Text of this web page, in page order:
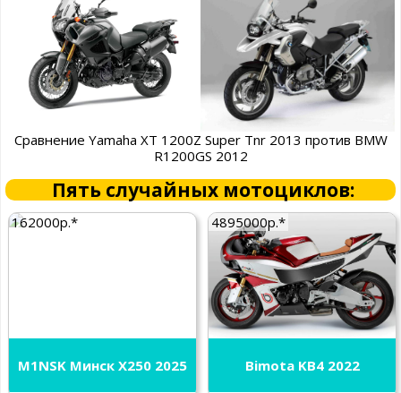
Сравнение Yamaha XT 1200Z Super Tnr 2013 против BMW
R1200GS 2012
Пять случайных мотоциклов:
162000р.*
M1NSK Минск X250 2025
4895000р.*
Bimota KB4 2022